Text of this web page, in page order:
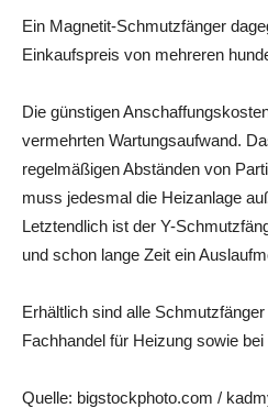
Ein Magnetit-Schmutzfänger
Einkaufspreis von mehreren
Die günstigen
vermehrten Wartungsaufwand.
regelmäßigen Abständen von
muss jedesmal die Heizanlage
Letztendlich ist der Y-
und schon lange Zeit ein
Erhältlich sind alle
Fachhandel für Heizung sowie bei
Quelle: bigstockphoto.com /